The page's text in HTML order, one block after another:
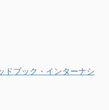
ドブック・インターナシ